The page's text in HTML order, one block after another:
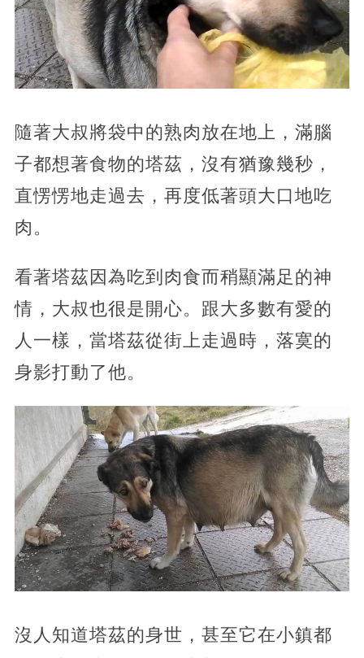
隨著大叔將袋中的熟肉放在地上，滿腦
子都想著食物的塔茲，沒有猶豫幾秒，
直愣愣地走過去，再度低著頭大口地吃
肉。
看著塔茲因為吃到肉食而稍顯滿足的神
情，大叔也很是開心。跟大多數有愛的
人一樣，當塔茲從街上走過時，落寞的
身影打動了他。
沒人知道塔茲的身世，甚至它在小鎮都